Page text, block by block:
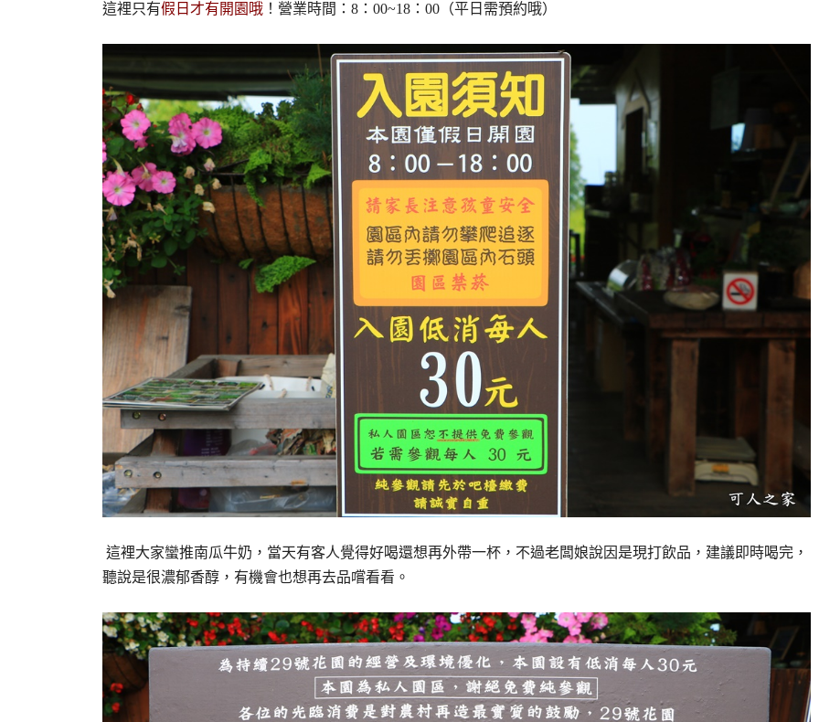
這裡只有假日才有開園哦 ！營業時間：8：00~18：00（平日需預約哦）
這裡大家蠻推南瓜牛奶，當天有客人覺得好喝還想再外帶一杯，不過老闆娘說因是現打飲品，建議即時喝完，
聽說是很濃郁香醇，有機會也想再去品嚐看看。